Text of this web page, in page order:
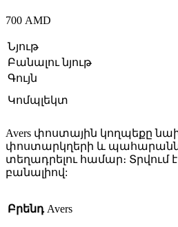
700 AMD
Նյութ
Բանալու նյութ
Գույն
Կոմպլեկտ
Avers փոստային կողպեքը
փոստարկղերի և
տեղադրելու համար։
բանալիով:
Բրենդ Avers